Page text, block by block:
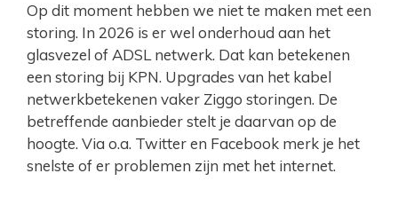
Op dit moment hebben we niet te maken met een
storing. In 2026 is er wel onderhoud aan het
glasvezel of ADSL netwerk. Dat kan betekenen
een storing bij KPN. Upgrades van het kabel
netwerkbetekenen vaker Ziggo storingen. De
betreffende aanbieder stelt je daarvan op de
hoogte. Via o.a. Twitter en Facebook merk je het
snelste of er problemen zijn met het internet.